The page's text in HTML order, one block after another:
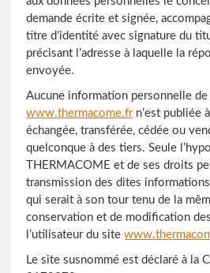
demande écrite et signée,
titre d’identité avec signature du
précisant l’adresse à laquelle la
envoyée.
Aucune information personnelle
www.thermacome.frn’est publiée
échangée, transférée, cédée ou
quelconque à des tiers. Seule
THERMACOME et de ses droits
transmission des dites
qui serait à son tour tenu de la
conservation et de modification
l’utilisateur du site
Le site susnommé est déclaré à la